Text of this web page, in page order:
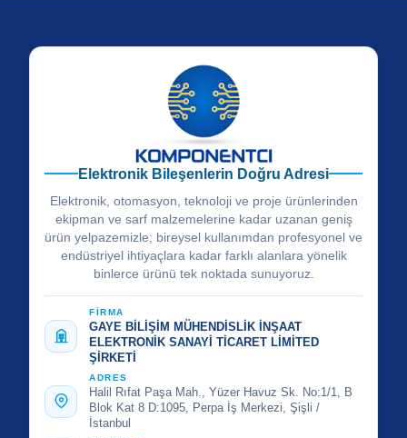
Elektronik Bileşenlerin Doğru Adresi
Elektronik, otomasyon, teknoloji ve proje ürünlerinden
ekipman ve sarf malzemelerine kadar uzanan geniş
ürün yelpazemizle; bireysel kullanımdan profesyonel ve
endüstriyel ihtiyaçlara kadar farklı alanlara yönelik
binlerce ürünü tek noktada sunuyoruz.
FİRMA
GAYE BİLİŞİM MÜHENDİSLİK İNŞAAT
ELEKTRONİK SANAYİ TİCARET LİMİTED
ŞİRKETİ
ADRES
Halil Rıfat Paşa Mah., Yüzer Havuz Sk. No:1/1, B
Blok Kat 8 D:1095, Perpa İş Merkezi, Şişli /
İstanbul